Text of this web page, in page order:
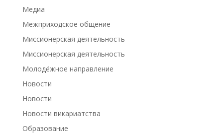
Медиа
Межприходское общение
Миссионерская деятельность
Миссионерская деятельность
Молодёжное направление
Новости
Новости
Новости викариатства
Образование